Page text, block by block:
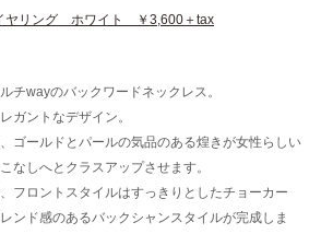
ヤリング ホワイト ￥3,600＋tax
チwayのバックワードネックレス。
ガントなデザイン。
ゴールドとパールの気品のある煌きが女性らしい
なしへとクラスアップさせます。
フロントスタイルはすっきりとしたチョーカー
ンド感のあるバックシャンスタイルが完成しま